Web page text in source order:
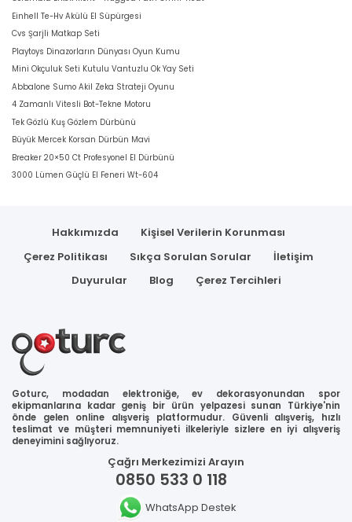
Einhell Te-Hv Akülü El Süpürgesi
Cvs Şarjli Matkap Seti
Playtoys Dinazorların Dünyası Oyun Kumu
Mini Okçuluk Seti Kutulu Vantuzlu Ok Yay Seti
Abbalone Sumo Akil Zeka Strateji Oyunu
4 Zamanlı Vitesli Bot-Tekne Motoru
Tek Gözlü Kuş Gözlem Dürbünü
Büyük Mercek Korsan Dürbün Mavi
Breaker 20×50 Ct Profesyonel El Dürbünü
3000 Lümen Güçlü El Feneri Wt-604
Hakkımızda
Kişisel Verilerin Korunması
Çerez Politikası
Sıkça Sorulan Sorular
İletişim
Duyurular
Blog Çerez Tercihleri
Goturc, modadan elektroniğe, ev dekorasyonundan spor
ekipmanlarına kadar geniş bir ürün yelpazesi sunan Türkiye'nin
önde gelen online alışveriş platformudur. Güvenli alışveriş, hızlı
teslimat ve müşteri memnuniyeti ilkeleriyle sizlere en iyi alışveriş
deneyimini sağlıyoruz.
Çağrı Merkezimizi Arayın
0850 533 0 118
WhatsApp Destek